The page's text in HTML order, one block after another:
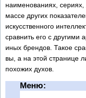
наименованиях,
массе других
искусственного
сравнить его с другими
иных брендов. Такое
вы, а на этой странице
похожих духов.
Меню: